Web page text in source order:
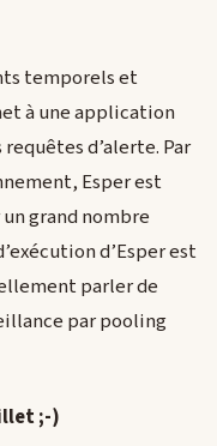
temporels et
à une application
d’alerte. Par
Esper est
grand nombre
d’Esper est
parler de
par pooling
;-)